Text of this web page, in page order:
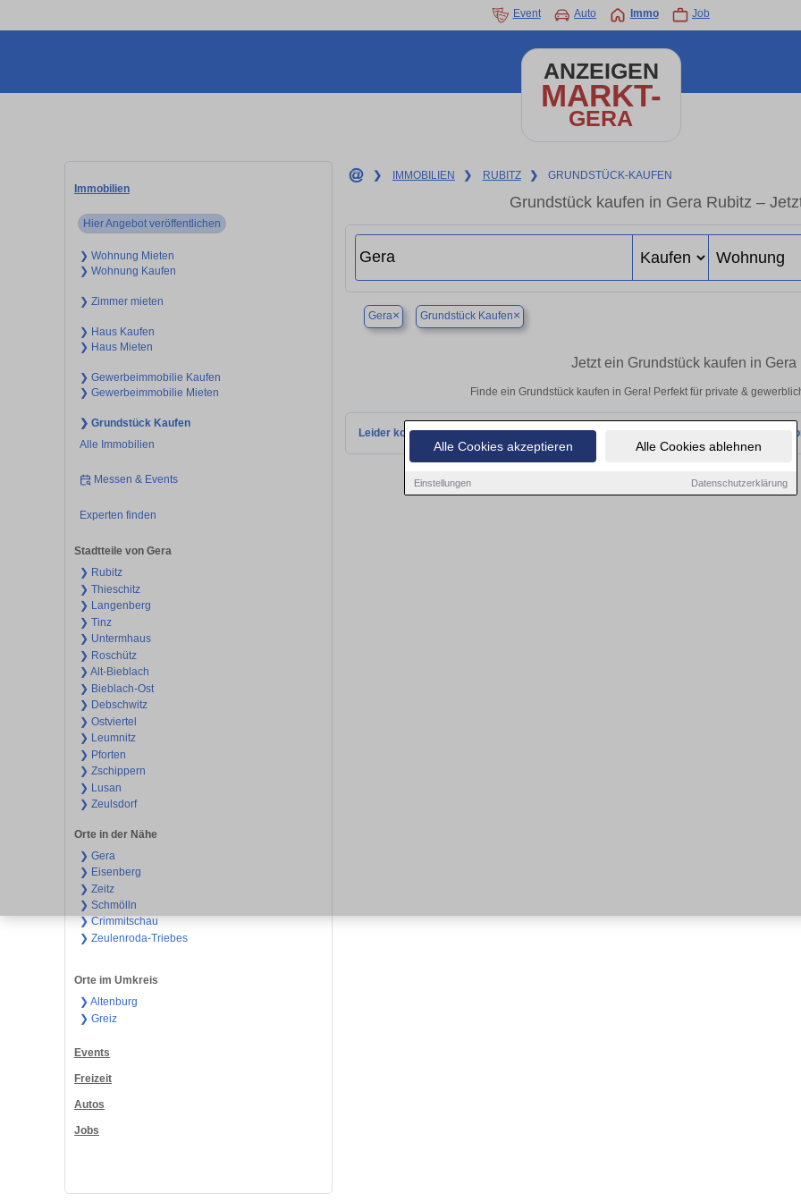
Alle Cookies akzeptieren Alle Cookies ablehnen
Einstellungen Datenschutzerklärung
Event Auto Immo Job
ANZEIGEN
MARKT-
GERA
Immobilien
Hier Angebot veröffentlichen
❯ Wohnung Mieten
❯ Wohnung Kaufen
❯ Zimmer mieten
❯ Haus Kaufen
❯ Haus Mieten
❯ Gewerbeimmobilie Kaufen
❯ Gewerbeimmobilie Mieten
❯ Grundstück Kaufen
Alle Immobilien
Messen & Events
Experten finden
Stadtteile von Gera
❯ Rubitz
❯ Thieschitz
❯ Langenberg
❯ Tinz
❯ Untermhaus
❯ Roschütz
❯ Alt-Bieblach
❯ Bieblach-Ost
❯ Debschwitz
❯ Ostviertel
❯ Leumnitz
❯ Pforten
❯ Zschippern
❯ Lusan
❯ Zeulsdorf
Orte in der Nähe
❯ Gera
❯ Eisenberg
❯ Zeitz
❯ Schmölln
❯ Crimmitschau
❯ Zeulenroda-Triebes
Orte im Umkreis
❯ Altenburg
❯ Greiz
Events
Freizeit
Autos
Jobs
❯ IMMOBILIEN ❯ RUBITZ ❯ GRUNDSTÜCK-KAUFEN
Grundstück kaufen in Gera Rubitz –
Gera× Grundstück Kaufen×
Jetzt ein Grundstück kaufen in
Finde ein Grundstück kaufen in Gera! Perfekt für private &
Leider konnten wir derzeit keine passenden Objekte finden. Schauen Sie bald wieder